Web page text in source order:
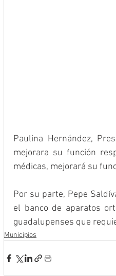
Paulina Hernández,
mejorara su función
médicas, mejorará su
Por su parte, Pepe
el banco de aparatos
guadalupenses que
Municipios